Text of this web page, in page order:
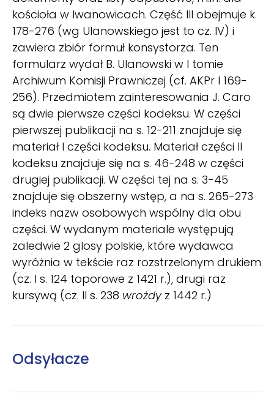
kościoła w Iwanowicach. Część III obejmuje k.
178-276 (wg Ulanowskiego jest to cz. IV) i
zawiera zbiór formuł konsystorza. Ten
formularz wydał B. Ulanowski w I tomie
Archiwum Komisji Prawniczej (cf. AKPr I 169-
256). Przedmiotem zainteresowania J. Caro
są dwie pierwsze części kodeksu. W części
pierwszej publikacji na s. 12-211 znajduje się
materiał I części kodeksu. Materiał części II
kodeksu znajduje się na s. 46-248 w części
drugiej publikacji. W części tej na s. 3-45
znajduje się obszerny wstęp, a na s. 265-273
indeks nazw osobowych wspólny dla obu
części. W wydanym materiale występują
zaledwie 2 glosy polskie, które wydawca
wyróżnia w tekście raz rozstrzelonym drukiem
(cz. I s. 124 toporowe z 1421 r.), drugi raz
kursywą (cz. II s. 238 wrożdyz 1442 r.)
Odsyłacze